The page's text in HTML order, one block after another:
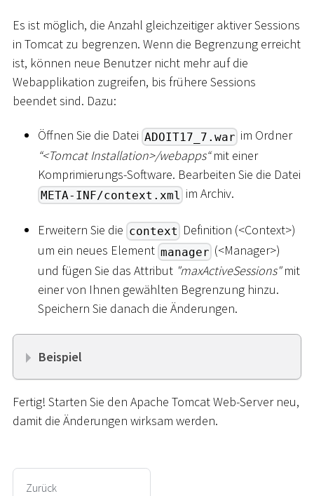
Es ist möglich, die Anzahl gleichzeitiger aktiver Sessions
in Tomcat zu begrenzen. Wenn die Begrenzung erreicht
ist, können neue Benutzer nicht mehr auf die
Webapplikation zugreifen, bis frühere Sessions
beendet sind. Dazu:
Öffnen Sie die Datei ADOIT17_7.war im Ordner
“<Tomcat Installation>/webapps“mit einer
Komprimierungs-Software. Bearbeiten Sie die Datei
META-INF/context.xml im Archiv.
Erweitern Sie die context Definition (<Context>)
um ein neues Element manager (<Manager>)
und fügen Sie das Attribut "maxActiveSessions"mit
einer von Ihnen gewählten Begrenzung hinzu.
Speichern Sie danach die Änderungen.
Beispiel
Fertig! Starten Sie den Apache Tomcat Web-Server neu,
damit die Änderungen wirksam werden.
Zurück